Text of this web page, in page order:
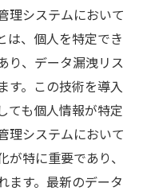
理システムにおいて
は、個人を特定でき
り、データ漏洩リス
す。この技術を導入
ても個人情報が特定
理システムにおいて
特に重要であり、
ます。最新のデータ